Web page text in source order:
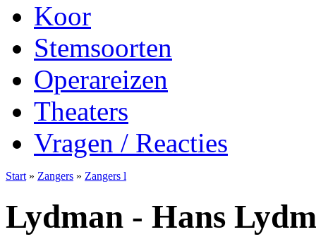
Koor
Stemsoorten
Operareizen
Theaters
Vragen / Reacties
Start » Zangers » Zangers l
Lydman - Hans